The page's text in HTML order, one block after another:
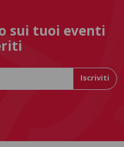
sui tuoi eventi
Iscriviti